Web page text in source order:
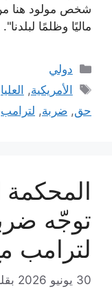
شخص مولود هنا من
ماليًا وظلمًا
التصنيفات
دولي
الوسوم
الأمريكية, العليا
حق, ضربة, لترامب
المحكمة
توجّه
لترامب
30 يونيو 2026